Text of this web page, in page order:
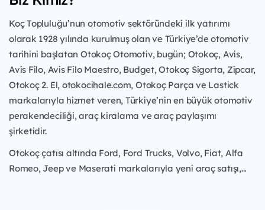
Koç Topluluğu’nun otomotiv sektöründeki ilk yatırımı
olarak 1928 yılında kurulmuş olan ve Türkiye’de otomotiv
tarihini başlatan Otokoç Otomotiv, bugün; Otokoç, Avis,
Avis Filo, Avis Filo Maestro, Budget, Otokoç Sigorta, Zipcar,
Otokoç 2. El, otokocihale.com, Otokoç Parça ve Lastick
markalarıyla hizmet veren, Türkiye’nin en büyük otomotiv
perakendeciliği, araç kiralama ve araç paylaşımı
şirketidir.
Otokoç çatısı altında Ford, Ford Trucks, Volvo, Fiat, Alfa
Romeo, Jeep ve Maserati markalarıyla yeni araç satışı,...